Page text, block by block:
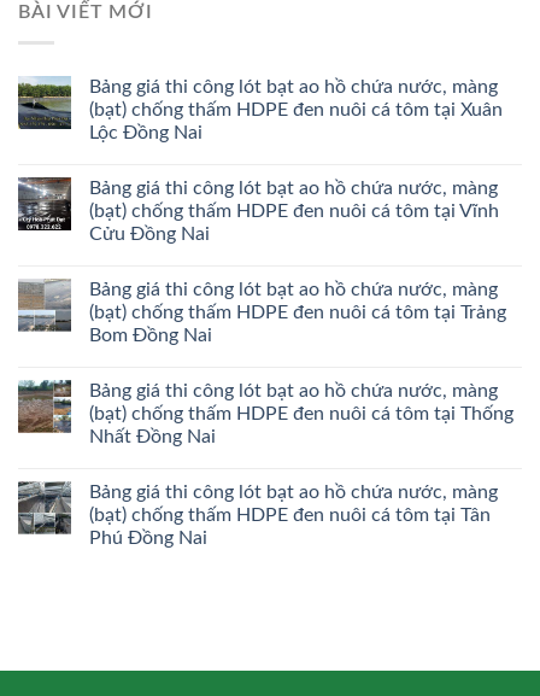
BÀI VIẾT MỚI
Bảng giá thi công lót bạt ao hồ chứa nước, màng
(bạt) chống thấm HDPE đen nuôi cá tôm tại Xuân
Lộc Đồng Nai
Bảng giá thi công lót bạt ao hồ chứa nước, màng
(bạt) chống thấm HDPE đen nuôi cá tôm tại Vĩnh
Cửu Đồng Nai
Bảng giá thi công lót bạt ao hồ chứa nước, màng
(bạt) chống thấm HDPE đen nuôi cá tôm tại Trảng
Bom Đồng Nai
Bảng giá thi công lót bạt ao hồ chứa nước, màng
(bạt) chống thấm HDPE đen nuôi cá tôm tại Thống
Nhất Đồng Nai
Bảng giá thi công lót bạt ao hồ chứa nước, màng
(bạt) chống thấm HDPE đen nuôi cá tôm tại Tân
Phú Đồng Nai